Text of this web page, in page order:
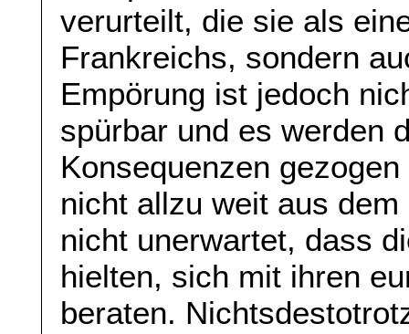
verurteilt, die sie als
Frankreichs, sondern
Empörung ist jedoch
spürbar und es werden
Konsequenzen
nicht allzu weit aus
nicht unerwartet, dass
hielten, sich mit ihren
beraten.